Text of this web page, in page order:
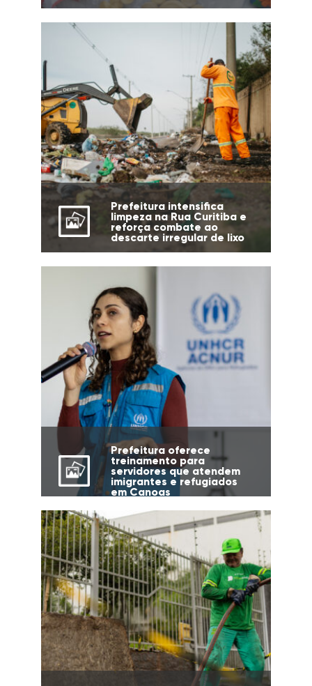
Prefeitura intensifica
limpeza na Rua Curitiba e
reforça combate ao
descarte irregular de lixo
Prefeitura oferece
treinamento para
servidores que atendem
imigrantes e refugiados
em Canoas